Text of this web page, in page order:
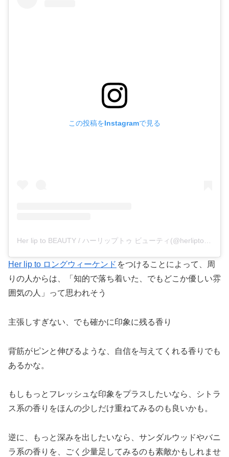
この投稿をInstagramで見る
Her lip to ロングウィーケンド をつけることによって、周
りの人からは、「知的で落ち着いた、でもどこか優しい雰
囲気の人」って思われそう
主張しすぎない、でも確かに印象に残る香り
背筋がピンと伸びるような、自信を与えてくれる香りでも
あるかな。
もしもっとフレッシュな印象をプラスしたいなら、シトラ
ス系の香りをほんの少しだけ重ねてみるのも良いかも。
逆に、もっと深みを出したいなら、サンダルウッドやバニ
ラ系の香りを、ごく少量足してみるのも素敵かもしれませ